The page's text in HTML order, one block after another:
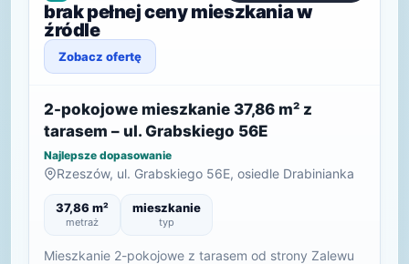
brak pełnej ceny mieszkania w
źródle
Zobacz ofertę
2-pokojowe mieszkanie 37,86 m² z
tarasem – ul. Grabskiego 56E
Najlepsze dopasowanie
Rzeszów, ul. Grabskiego 56E, osiedle Drabinianka
37,86 m²
metraż
mieszkanie
typ
Mieszkanie 2-pokojowe z tarasem od strony Zalewu